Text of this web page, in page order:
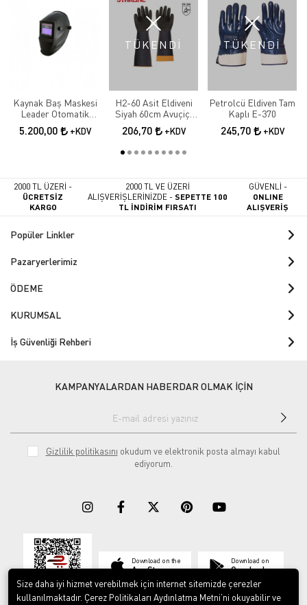
Kaynak Baş Maskesi
Leader Otomatik
Kararan
5.200,00 +KDV
TÜKENDİ
H2-60 Asit Eldiveni
Siyah 60cm Avuçiçi
Tırtıklı
206,70 +KDV
TÜKENDİ
Petrolcü Eldiven Tam
Kaplı E-370
245,70 +KDV
2000 TL ÜZERİ -
ÜCRETSİZ
KARGO
2000 TL VE ÜZERİ
ALIŞVERİŞLERİNİZDE -SEPETTE 100
TL İNDİRİM FIRSATI
GÜVENLİ -
ONLINE
ALIŞVERİŞ
Popüler Linkler
Pazaryerlerimiz
ÖDEME
KURUMSAL
İş Güvenliği Rehberi
KAMPANYALARDAN HABERDAR OLMAK İÇİN
Gizlilik politikasını okudum ve elektronik posta almayı kabul
ediyorum.
Download on the
App Store
Download on
Google play
Size daha iyi hizmet verebilmek için internet sitemizde çerezler
kullanılmaktadır. Çerez Politikaları Aydınlatma Metni’ni okuyabilir ve